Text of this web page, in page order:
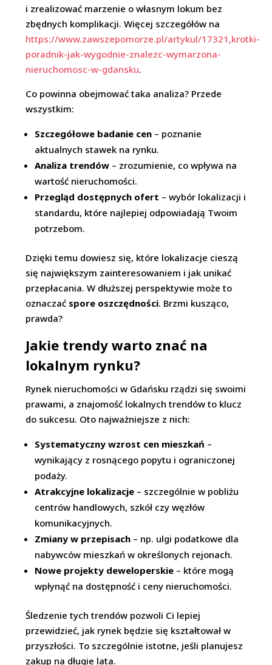
i zrealizować marzenie o własnym lokum bez
zbędnych komplikacji. Więcej szczegółów na
https://www.zawszepomorze.pl/artykul/17321,krotki-
poradnik-jak-wygodnie-znalezc-wymarzona-
nieruchomosc-w-gdansku.
Co powinna obejmować taka analiza? Przede
wszystkim:
Szczegółowe badanie cen – poznanie
aktualnych stawek na rynku.
Analiza trendów – zrozumienie, co wpływa na
wartość nieruchomości.
Przegląd dostępnych ofert – wybór lokalizacji i
standardu, które najlepiej odpowiadają Twoim
potrzebom.
Dzięki temu dowiesz się, które lokalizacje cieszą
się największym zainteresowaniem i jak unikać
przepłacania. W dłuższej perspektywie może to
oznaczać spore oszczędności. Brzmi kusząco,
prawda?
Jakie trendy warto znać na
lokalnym rynku?
Rynek nieruchomości w Gdańsku rządzi się swoimi
prawami, a znajomość lokalnych trendów to klucz
do sukcesu. Oto najważniejsze z nich:
Systematyczny wzrost cen mieszkań –
wynikający z rosnącego popytu i ograniczonej
podaży.
Atrakcyjne lokalizacje – szczególnie w pobliżu
centrów handlowych, szkół czy węzłów
komunikacyjnych.
Zmiany w przepisach – np. ulgi podatkowe dla
nabywców mieszkań w określonych rejonach.
Nowe projekty deweloperskie – które mogą
wpłynąć na dostępność i ceny nieruchomości.
Śledzenie tych trendów pozwoli Ci lepiej
przewidzieć, jak rynek będzie się kształtował w
przyszłości. To szczególnie istotne, jeśli planujesz
zakup na długie lata.